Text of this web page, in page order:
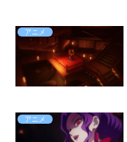
アニメ
アニメ